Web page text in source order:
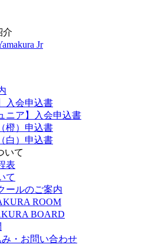
介
Jr
入会申込書
ニア】入会申込書
橙）申込書
白）申込書
いて
表
て
ールのご案内
ROOM
BOARD
・お問い合わせ